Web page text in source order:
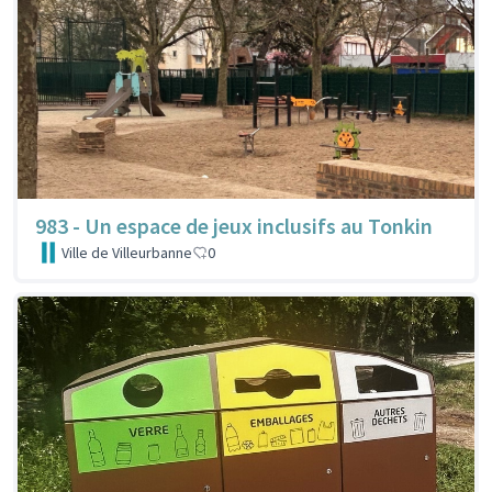
983 - Un espace de jeux inclusifs au Tonkin
Ville de Villeurbanne 0